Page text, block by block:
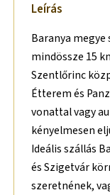
Leírás
Baranya
mindössze 15
Szentlőrinc
Étterem és
vonattal vagy
kényelmesen
Ideális szállás
és Szigetvár
szeretnének,